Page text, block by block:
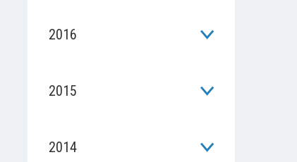
2016
2015
2014